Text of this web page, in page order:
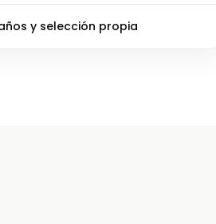
y selección propia